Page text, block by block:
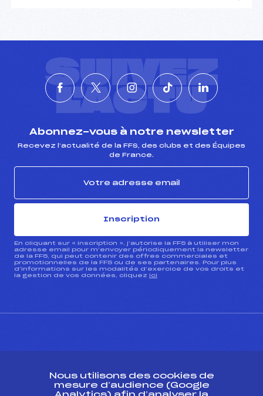
SUIVEZ
L'ACTU
Abonnez-vous à notre newsletter
Recevez l’actualité de la FFS, des clubs et des Équipes
de France.
Inscription
En cliquant sur « inscription », j’autorise la FFS à utiliser mon
adresse email pour m’envoyer périodiquement la newsletter
de la FFS, qui peut contenir des offres commerciales et
promotionnelles de la FFS ou de ses partenaires. Pour plus
d’informations sur les modalités d’exercice de vos droits et
la gestion de vos données, cliquez ici
Nous utilisons des cookies de
mesure d’audience (Google